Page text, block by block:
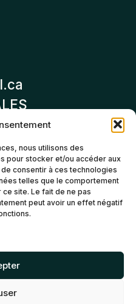
nous utilisons des
pour stocker et/ou accéder aux
consentir à ces technologies
telles que le comportement
ce site. Le fait de ne pas
peut avoir un effet négatif
et
(CA)
Tous